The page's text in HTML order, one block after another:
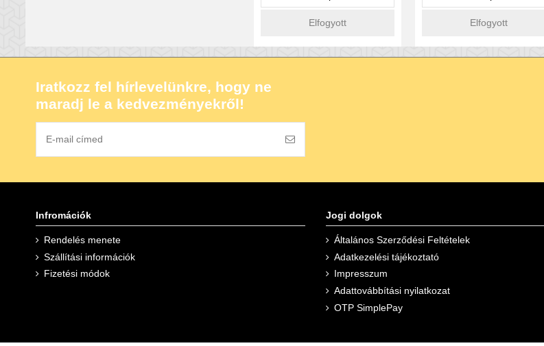
Elfogyott Elfogyott
Iratkozz fel hírlevelünkre, hogy ne
maradj le a kedvezményekről!
Infromációk
Rendelés menete
Szállítási információk
Fizetési módok
Jogi dolgok
Általános Szerződési Feltételek
Adatkezelési tájékoztató
Impresszum
Adattovábbítási nyilatkozat
OTP SimplePay